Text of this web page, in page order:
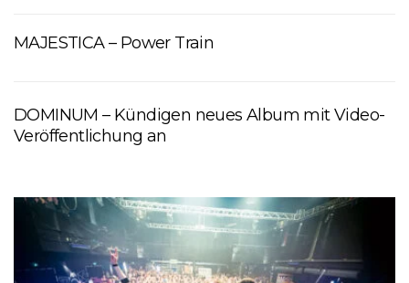
MAJESTICA – Power Train
DOMINUM – Kündigen neues Album mit Video-
Veröffentlichung an